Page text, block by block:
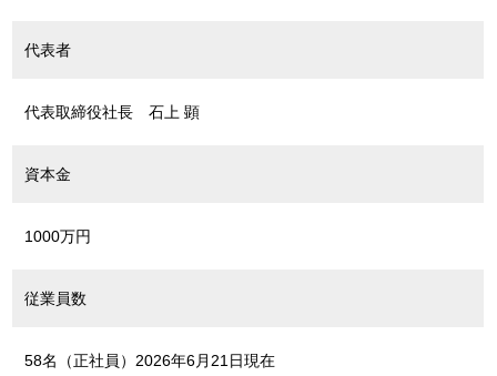
代表者
代表取締役社長 石上 顕
資本金
1000万円
従業員数
58名（正社員）2026年6月21日現在